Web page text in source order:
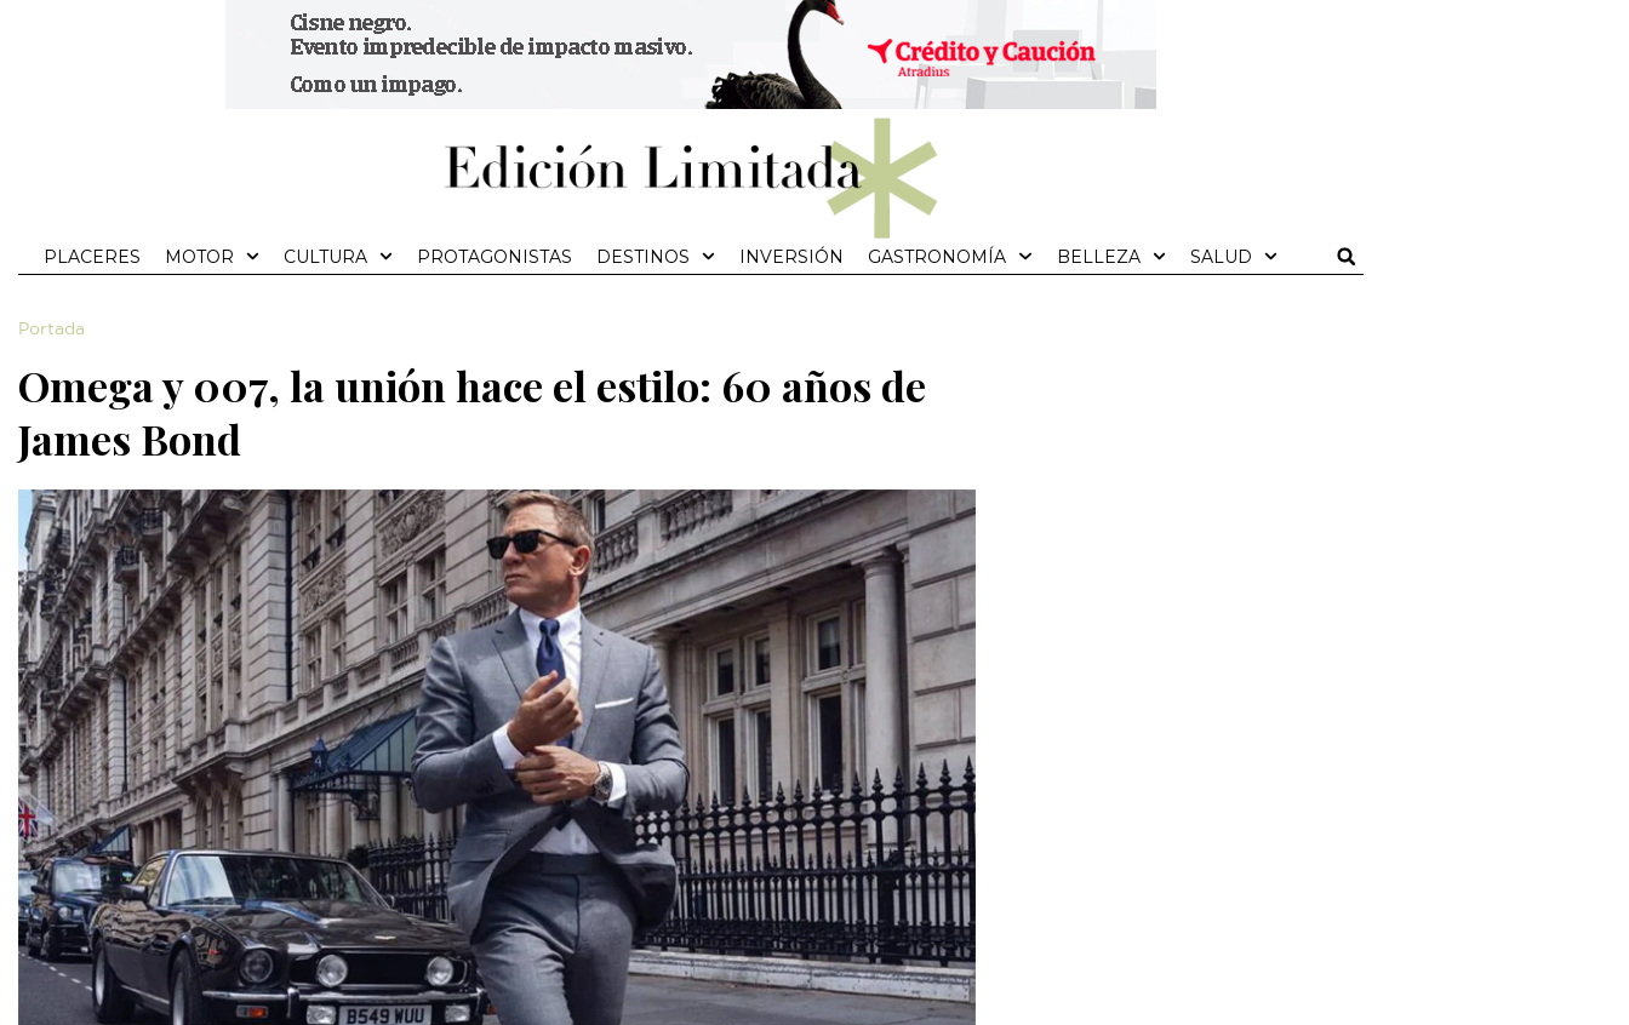
PLACERES MOTOR CULTURA PROTAGONISTAS DESTINOS INVERSIÓN GASTRONOMÍA BELLEZA SALUD
Portada
Omega y 007, la unión hace el estilo: 60 años de
James Bond